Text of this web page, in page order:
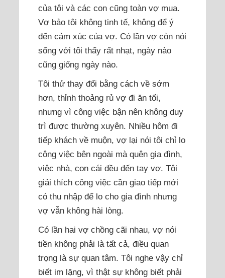
của tôi và các con cũng toàn vợ mua.
Vợ bảo tôi không tinh tế, không để ý
đến cảm xúc của vợ. Có lần vợ còn nói
sống với tôi thấy rất nhạt, ngày nào
cũng giống ngày nào.
Tôi thử thay đổi bằng cách về sớm
hơn, thỉnh thoảng rủ vợ đi ăn tối,
nhưng vì công việc bận nên không duy
trì được thường xuyên. Nhiều hôm đi
tiếp khách về muộn, vợ lại nói tôi chỉ lo
công việc bên ngoài mà quên gia đình,
việc nhà, con cái đều đến tay vợ. Tôi
giải thích công việc cần giao tiếp mới
có thu nhập để lo cho gia đình nhưng
vợ vẫn không hài lòng.
Có lần hai vợ chồng cãi nhau, vợ nói
tiền không phải là tất cả, điều quan
trọng là sự quan tâm. Tôi nghe vậy chỉ
biết im lặng, vì thật sự không biết phải